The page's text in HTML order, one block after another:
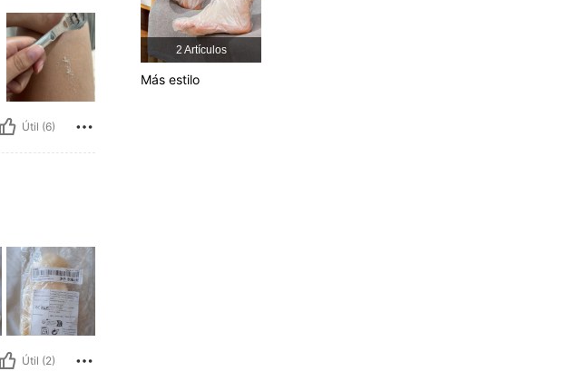
Útil (6)
Útil (2)
4.85
2 Artículos
Más estilo